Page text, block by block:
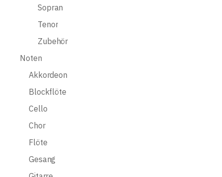
Sopran
Tenor
Zubehör
Noten
Akkordeon
Blockflöte
Cello
Chor
Flöte
Gesang